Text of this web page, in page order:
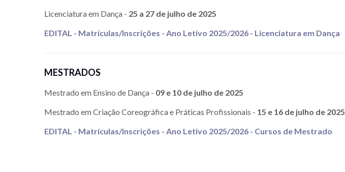
Licenciatura em Dança - 25 a 27 de julho de 2025
EDITAL - Matrículas/Inscrições - Ano Letivo 2025/2026 - Licenciatura em Dança
MESTRADOS
Mestrado em Ensino de Dança - 09 e 10 de julho de 2025
Mestrado em Criação Coreográfica e Práticas Profissionais - 15 e 16 de julho de 2025
EDITAL - Matrículas/Inscrições - Ano Letivo 2025/2026 - Cursos de Mestrado